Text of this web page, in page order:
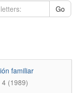
Go
familiar
4 (1989)